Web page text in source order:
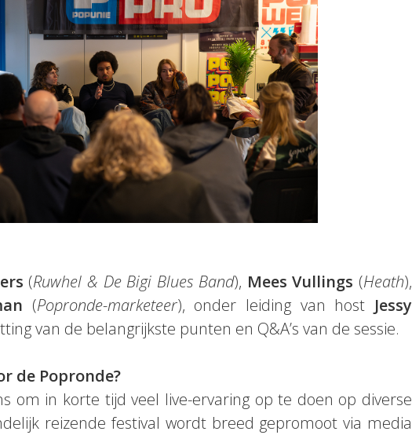
(Ruwhel & De Bigi Blues Band), Mees Vullings (Heath),
(Popronde-marketeer), onder leiding van host Jessy
van de belangrijkste punten en Q&A’s van de sessie.
de Popronde?
om in korte tijd veel live-ervaring op te doen op diverse
reizende festival wordt breed gepromoot via media